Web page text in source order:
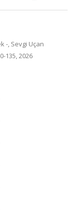
-, Sevgi Uçan
135, 2026